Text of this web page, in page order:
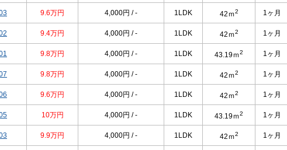
9.6万円 4,000円 / - 1LDK 42ｍ2 1ヶ月
9.4万円 4,000円 / - 1LDK 42ｍ2 1ヶ月
9.8万円 4,000円 / - 1LDK 43.19ｍ2 1ヶ月
9.8万円 4,000円 / - 1LDK 42ｍ2 1ヶ月
9.6万円 4,000円 / - 1LDK 42ｍ2 1ヶ月
10万円 4,000円 / - 1LDK 43.19ｍ2 1ヶ月
9.9万円 4,000円 / - 1LDK 42ｍ2 1ヶ月